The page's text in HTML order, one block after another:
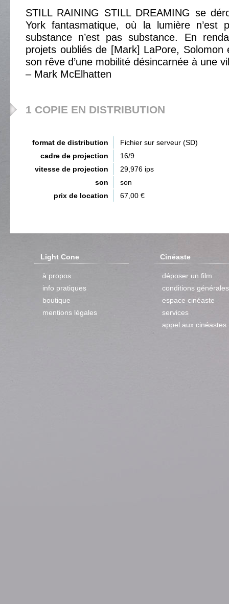
STILL RAINING STILL DREAMING se
York fantasmatique, où la lumière n’est
substance n’est pas substance. En
projets oubliés de [Mark] LaPore, Solomon
son rêve d’une mobilité désincarnée à une
– Mark McElhatten
1 COPIE EN DISTRIBUTION
format de distribution
Fichier sur serveur (SD)
cadre de projection
16/9
vitesse de projection
29,976 ips
son
son
prix de location
67,00 €
Light Cone
à propos
info pratiques
boutique
mentions légales
Cinéaste
déposer un film
conditions générales
espace cinéaste
services
appel aux cinéastes